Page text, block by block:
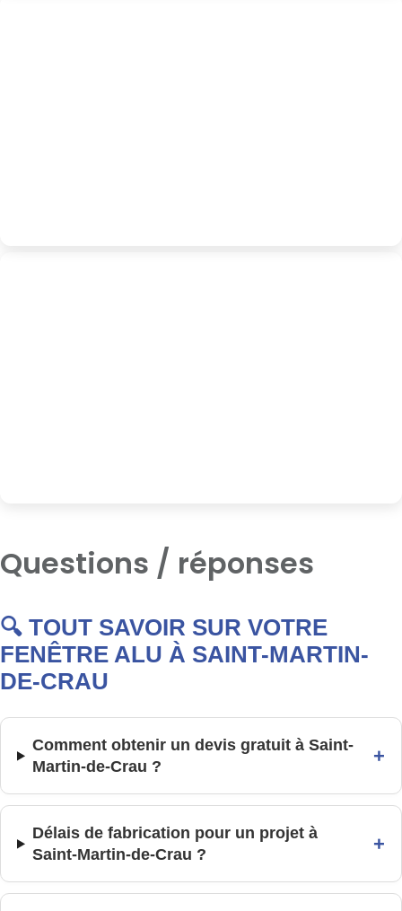
Questions / réponses
🔍 TOUT SAVOIR SUR VOTRE
FENÊTRE ALU À SAINT-MARTIN-
DE-CRAU
Comment obtenir un devis gratuit à Saint-
Martin-de-Crau ?
+
Délais de fabrication pour un projet à
Saint-Martin-de-Crau ?
+